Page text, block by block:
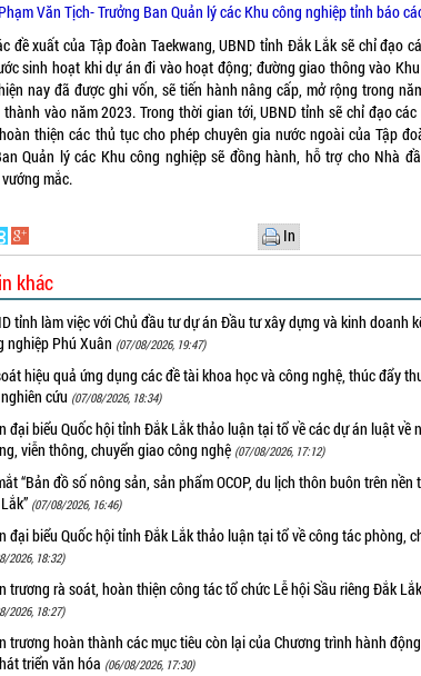
Văn Tịch- Trưởng Ban Quản lý các Khu công nghiệp tỉnh báo
đề xuất của Tập đoàn Taekwang, UBND tỉnh Đắk Lắk sẽ chỉ đạo
sinh hoạt khi dự án đi vào hoạt động; đường giao thông vào
nay đã được ghi vốn, sẽ tiến hành nâng cấp, mở rộng trong
thành vào năm 2023. Trong thời gian tới, UBND tỉnh sẽ chỉ đạo
thiện các thủ tục cho phép chuyên gia nước ngoài của Tập
Quản lý các Khu công nghiệp sẽ đồng hành, hỗ trợ cho Nhà
mắc.
In
khác
tỉnh làm việc với Chủ đầu tư dự án Đầu tư xây dựng và kinh doanh
nghiệp Phú Xuân (07/08/2026, 19:47)
hiệu quả ứng dụng các đề tài khoa học và công nghệ, thúc đẩy
cứu (07/08/2026, 18:34)
đại biểu Quốc hội tỉnh Đắk Lắk thảo luận tại tổ về các dự án luật về
viễn thông, chuyển giao công nghệ (07/08/2026, 17:12)
“Bản đồ số nông sản, sản phẩm OCOP, du lịch thôn buôn trên
(07/08/2026, 16:46)
đại biểu Quốc hội tỉnh Đắk Lắk thảo luận tại tổ về công tác phòng,
2026, 18:32)
trương rà soát, hoàn thiện công tác tổ chức Lễ hội Sầu riêng Đắk
2026, 18:27)
trương hoàn thành các mục tiêu còn lại của Chương trình hành
triển văn hóa (06/08/2026, 17:30)